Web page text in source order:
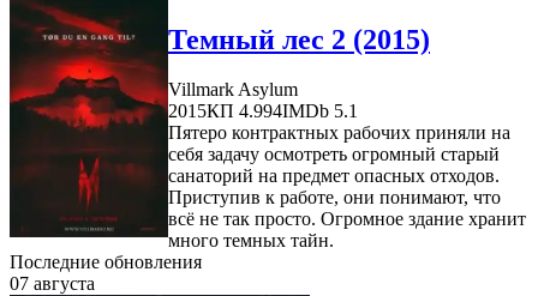
Темный лес 2 (2015)
Villmark Asylum
2015КП 4.994IMDb 5.1
Пятеро контрактных рабочих приняли на
себя задачу осмотреть огромный старый
санаторий на предмет опасных отходов.
Приступив к работе, они понимают, что
всё не так просто. Огромное здание хранит
много темных тайн.
Последние обновления
07 августа